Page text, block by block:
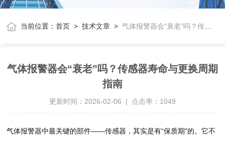
当前位置：首页 >技术文章 >气体报警器会“衰老”吗？传感器寿命与更换周期指南
气体报警器会“衰老”吗？传感器寿命与更换周期
指南
更新时间：2026-02-06 | 点击率：1049
气体报警器中最关键的部件——传感器，其实是有“保质期"的。它不